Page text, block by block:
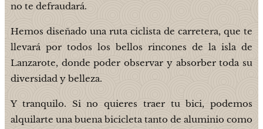
no te defraudará.
Hemos diseñado una ruta ciclista de carretera, que te
llevará por todos los bellos rincones de la isla de
Lanzarote, donde poder observar y absorber toda su
diversidad y belleza.
Y tranquilo. Si no quieres traer tu bici, podemos
alquilarte una buena bicicleta tanto de aluminio como